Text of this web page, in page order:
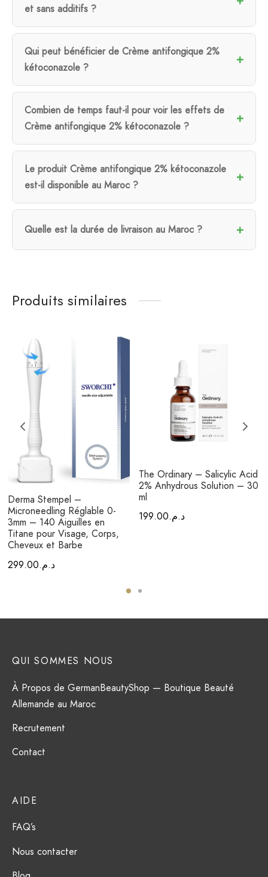
et sans additifs ?
Qui peut bénéficier de Crème antifongique 2%
kétoconazole ?
Combien de temps faut-il pour voir les effets de
Crème antifongique 2% kétoconazole ?
Le produit Crème antifongique 2% kétoconazole
est-il disponible au Maroc ?
Quelle est la durée de livraison au Maroc ?
Produits similaires
Derma Stempel –
Microneedling Réglable 0-
3mm – 140 Aiguilles en
Titane pour Visage, Corps,
Cheveux et Barbe
د.م.299.00
The Ordinary – Salicylic Acid
2% Anhydrous Solution – 30
ml
د.م.199.00
AIDE
FAQ’s
Nous contacter
QUI SOMMES NOUS
À Propos de GermanBeautyShop — Boutique Beauté
Allemande au Maroc
Recrutement
Contact